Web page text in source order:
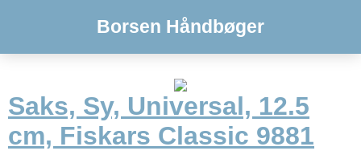
Borsen Håndbøger
Saks, Sy, Universal, 12.5
cm, Fiskars Classic 9881